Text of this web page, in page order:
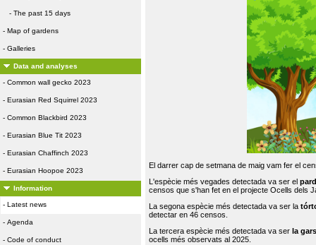
- The past 15 days
- Map of gardens
- Galleries
Data and analyses
- Common wall gecko 2023
- Eurasian Red Squirrel 2023
- Common Blackbird 2023
- Eurasian Blue Tit 2023
- Eurasian Chaffinch 2023
- Eurasian Hoopoe 2023
Information
- Latest news
- Agenda
- Code of conduct
El darrer cap de setmana de maig vam fer el
L'espècie més vegades detectada va ser el
censos que s'han fet en el projecte Ocells dels
La segona espècie més detectada va ser la
detectar en 46 censos.
La tercera espècie més detectada va ser la
ocells més observats al 2025.